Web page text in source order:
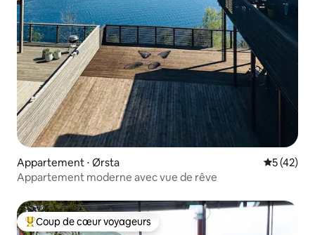
Appartement ⋅ Ørsta
5 (42)
Appartement moderne avec vue de rêve
Coups de cœur voyageurs les plus appréciés
Coup de cœur voyageurs